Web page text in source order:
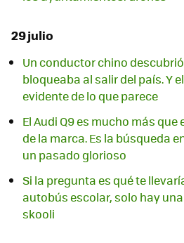
29 julio
Un conductor chino
bloqueaba al salir del país. Y
evidente de lo que parece
El Audi Q9 es mucho más
de la marca. Es la búsqueda
un pasado glorioso
Si la pregunta es qué te
autobús escolar, solo hay
skooli